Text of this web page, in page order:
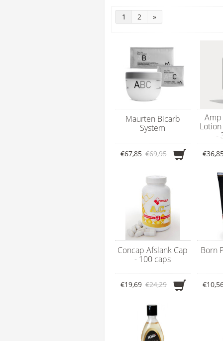
1 2 »
Maurten Bicarb
System
€67,85 €69,95
Amp
-
Concap Afslank Cap
- 100 caps
€19,69 €24,29
Born